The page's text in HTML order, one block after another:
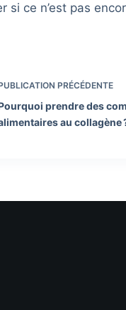
si ce n’est pas
PRÉCÉDENTE
prendre des
au collagène